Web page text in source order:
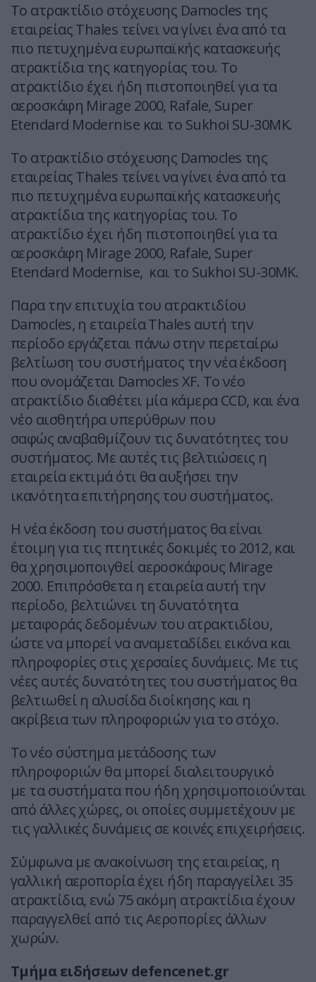
Το ατρακτίδιο στόχευσης Damocles της
εταιρείας Thales τείνει να γίνει ένα από τα
πιο πετυχημένα ευρωπαϊκής κατασκευής
ατρακτίδια της κατηγορίας του. Το
ατρακτίδιο έχει ήδη πιστοποιηθεί για τα
αεροσκάφη Mirage 2000, Rafale, Super
Etendard Modernise και το Sukhoi SU-30MK.
Το ατρακτίδιο στόχευσης Damocles της
εταιρείας Thales τείνει να γίνει ένα από τα
πιο πετυχημένα ευρωπαϊκής κατασκευής
ατρακτίδια της κατηγορίας του. Το
ατρακτίδιο έχει ήδη πιστοποιηθεί για τα
αεροσκάφη Mirage 2000, Rafale, Super
Etendard Modernise, και το Sukhoi SU-30MK.
Παρα την επιτυχία του ατρακτιδίου
Damocles, η εταιρεία Thales αυτή την
περίοδο εργάζεται πάνω στην περεταίρω
βελτίωση του συστήματος την νέα έκδοση
που ονομάζεται Damocles XF. Το νέο
ατρακτίδιο διαθέτει μία κάμερα CCD, και ένα
νέο αισθητήρα υπερύθρων που
σαφώς αναβαθμίζουν τις δυνατότητες του
συστήματος. Με αυτές τις βελτιώσεις η
εταιρεία εκτιμά ότι θα αυξήσει την
ικανότητα επιτήρησης του συστήματος.
Η νέα έκδοση του συστήματος θα είναι
έτοιμη για τις πτητικές δοκιμές το 2012, και
θα χρησιμοποιγθεί αεροσκάφους Mirage
2000. Επιπρόσθετα η εταιρεία αυτή την
περίοδο, βελτιώνει τη δυνατότητα
μεταφοράς δεδομένων του ατρακτιδίου,
ώστε να μπορεί να αναμεταδίδει εικόνα και
πληροφορίες στις χερσαίες δυνάμεις. Με τις
νέες αυτές δυνατότητες του συστήματος θα
βελτιωθεί η αλυσίδα διοίκησης και η
ακρίβεια των πληροφοριών για το στόχο.
Το νέο σύστημα μετάδοσης των
πληροφοριών θα μπορεί διαλειτουργικό
με τα συστήματα που ήδη χρησιμοποιούνται
από άλλες χώρες, οι οποίες συμμετέχουν με
τις γαλλικές δυνάμεις σε κοινές επιχειρήσεις.
Σύμφωνα με ανακοίνωση της εταιρείας, η
γαλλική αεροπορία έχει ήδη παραγγείλει 35
ατρακτίδια, ενώ 75 ακόμη ατρακτίδια έχουν
παραγγελθεί από τις Αεροπορίες άλλων
χωρών.
Τμήμα ειδήσεων defencenet.gr